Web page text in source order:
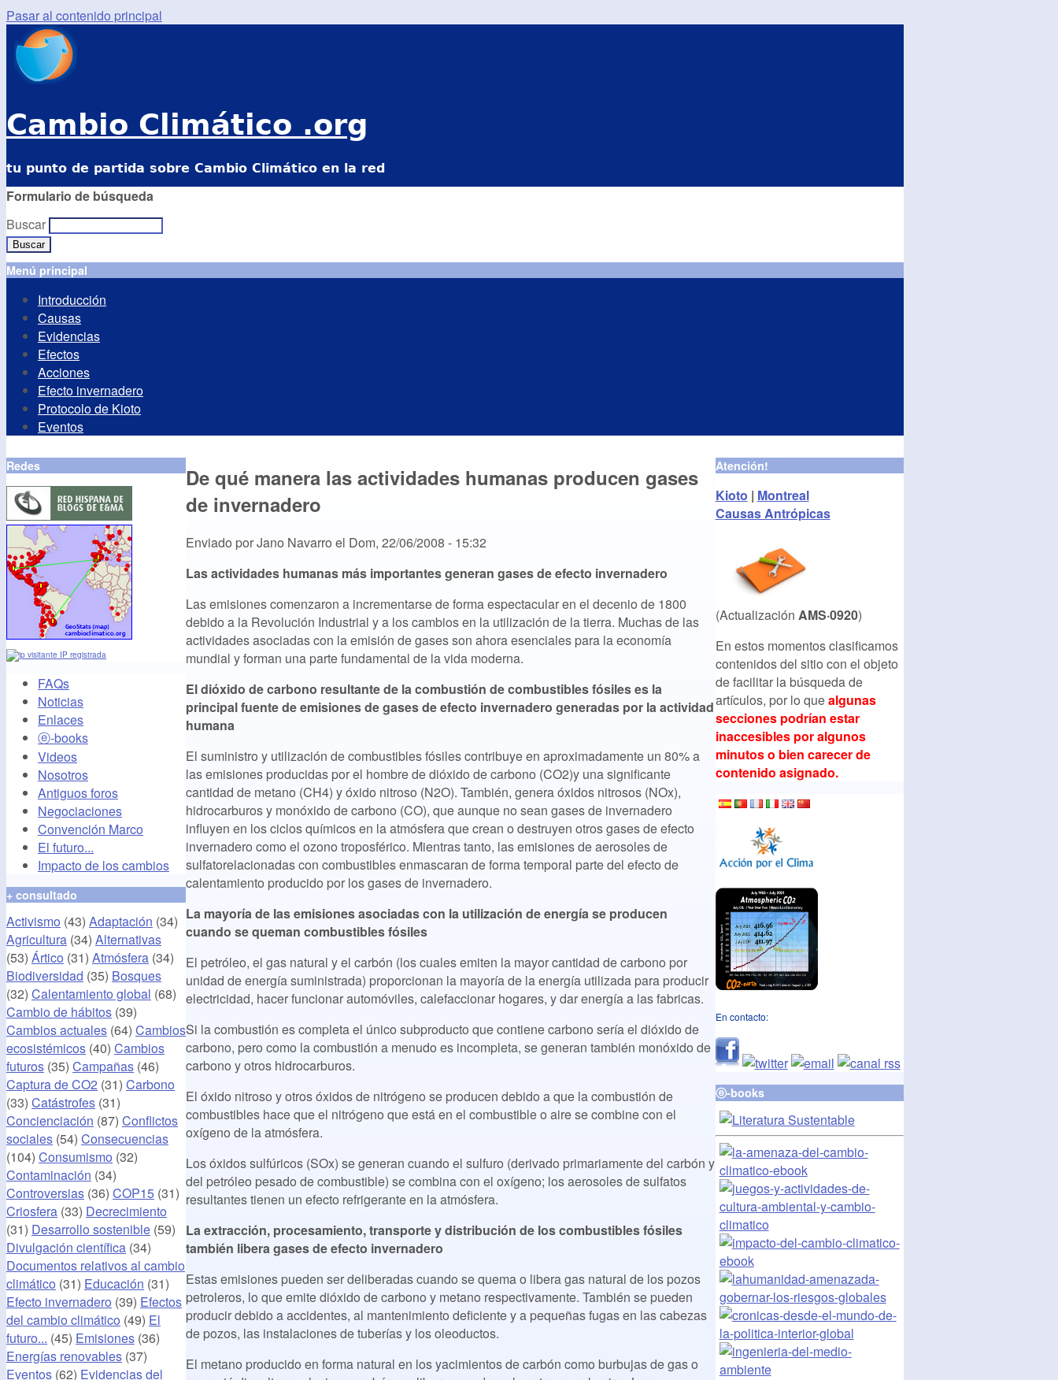
Pasar al contenido principal
Cambio Climático .org
tu punto de partida sobre Cambio Climático en la red
Formulario de búsqueda
Buscar
Menú principal
Introducción
Causas
Evidencias
Efectos
Acciones
Efecto invernadero
Protocolo de Kioto
Eventos
De qué manera las actividades humanas producen gases
de invernadero
Enviado porJano Navarro el Dom, 22/06/2008 - 15:32
Las actividades humanas más importantes generan gases de efecto invernadero
Las emisiones comenzaron a incrementarse de forma espectacular en el decenio de 1800
debido a la Revolución Industrial y a los cambios en la utilización de la tierra. Muchas de las
actividades asociadas con la emisión de gases son ahora esenciales para la economía
mundial y forman una parte fundamental de la vida moderna.
El dióxido de carbono resultante de la combustión de combustibles fósiles es la
principal fuente de emisiones de gases de efecto invernadero generadas por la actividad
humana
El suministro y utilización de combustibles fósiles contribuye en aproximadamente un 80% a
las emisiones producidas por el hombre de dióxido de carbono (CO2)y una significante
cantidad de metano (CH4) y óxido nitroso (N2O). También, genera óxidos nitrosos (NOx),
hidrocarburos y monóxido de carbono (CO), que aunque no sean gases de invernadero
influyen en los ciclos químicos en la atmósfera que crean o destruyen otros gases de efecto
invernadero como el ozono troposférico. Mientras tanto, las emisiones de aerosoles de
sulfatorelacionadas con combustibles enmascaran de forma temporal parte del efecto de
calentamiento producido por los gases de invernadero.
La mayoría de las emisiones asociadas con la utilización de energía se producen
cuando se queman combustibles fósiles
El petróleo, el gas natural y el carbón (los cuales emiten la mayor cantidad de carbono por
unidad de energía suministrada) proporcionan la mayoría de la energía utilizada para producir
electricidad, hacer funcionar automóviles, calefaccionar hogares, y dar energía a las fabricas.
Si la combustión es completa el único subproducto que contiene carbono sería el dióxido de
carbono, pero como la combustión a menudo es incompleta, se generan también monóxido de
carbono y otros hidrocarburos.
El óxido nitroso y otros óxidos de nitrógeno se producen debido a que la combustión de
combustibles hace que el nitrógeno que está en el combustible o aire se combine con el
oxígeno de la atmósfera.
Los óxidos sulfúricos (SOx) se generan cuando el sulfuro (derivado primariamente del carbón y
del petróleo pesado de combustible) se combina con el oxígeno; los aerosoles de sulfatos
resultantes tienen un efecto refrigerante en la atmósfera.
La extracción, procesamiento, transporte y distribución de los combustibles fósiles
también libera gases de efecto invernadero
Estas emisiones pueden ser deliberadas cuando se quema o libera gas natural de los pozos
petroleros, lo que emite dióxido de carbono y metano respectivamente. También se pueden
producir debido a accidentes, al mantenimiento deficiente y a pequeñas fugas en las cabezas
de pozos, las instalaciones de tuberías y los oleoductos.
El metano producido en forma natural en los yacimientos de carbón como burbujas de gas o
Redes
IP registrada
FAQs
Noticias
Enlaces
ⓔ-books
Videos
Nosotros
Antiguos foros
Negociaciones
Convención Marco
El futuro...
Impacto de los cambios
+ consultado
Activismo (43) Adaptación (34)
Agricultura (34) Alternativas
(53) Ártico (31) Atmósfera (34)
Biodiversidad (35) Bosques
(32) Calentamiento global (68)
Cambio de hábitos (39)
Cambios actuales (64) Cambios
ecosistémicos (40) Cambios
futuros (35) Campañas (46)
Captura de CO2 (31) Carbono
(33) Catástrofes (31)
Concienciación (87) Conflictos
sociales (54) Consecuencias
(104) Consumismo (32)
Contaminación (34)
Controversias (36) COP15 (31)
Criosfera (33) Decrecimiento
(31) Desarrollo sostenible (59)
Divulgación científica (34)
Documentos relativos al cambio
climático (31) Educación (31)
Efecto invernadero (39) Efectos
del cambio climático (49) El
futuro... (45) Emisiones (36)
Energías renovables (37)
Eventos (62) Evidencias del
Atención!
Kioto | Montreal
Causas Antrópicas
(Actualización AMS·0920)
En estos momentos clasificamos
contenidos del sitio con el objeto
de facilitar la búsqueda de
artículos, por lo quealgunas
secciones podrían estar
inaccesibles por algunos
minutos o bien carecer de
contenido asignado.
En contacto:
ⓔ-books